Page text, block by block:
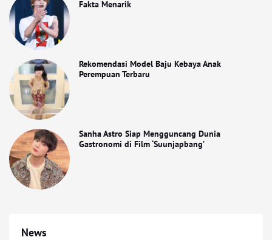
Fakta Menarik
Rekomendasi Model Baju Kebaya Anak
Perempuan Terbaru
Sanha Astro Siap Mengguncang Dunia
Gastronomi di Film ‘Suunjapbang’
News